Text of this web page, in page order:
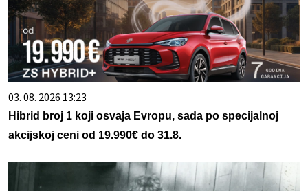
03. 08. 2026 13:23
Hibrid broj 1 koji osvaja Evropu, sada po specijalnoj
akcijskoj ceni od 19.990€ do 31.8.